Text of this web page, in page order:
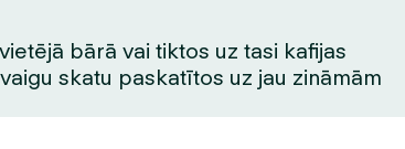
bārā vai tiktos uz tasi kafijas
skatu paskatītos uz jau zināmām